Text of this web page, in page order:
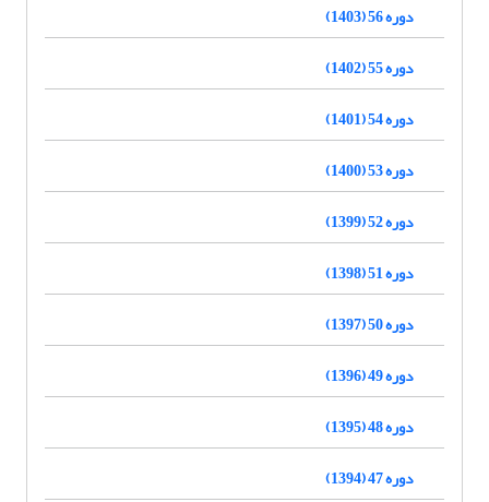
دوره 56 (1403)
دوره 55 (1402)
دوره 54 (1401)
دوره 53 (1400)
دوره 52 (1399)
دوره 51 (1398)
دوره 50 (1397)
دوره 49 (1396)
دوره 48 (1395)
دوره 47 (1394)